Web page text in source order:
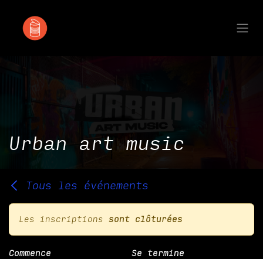
Urban art music
Tous les événements
Les inscriptions sont clôturées
Commence Se termine